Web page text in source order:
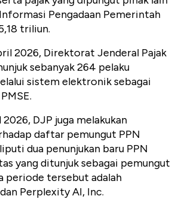
Pengadaan Pemerintah
triliun.
2026, Direktorat Jenderal Pajak
sebanyak 264 pelaku
sistem elektronik sebagai
DJP juga melakukan
daftar pemungut PPN
dua penunjukan baru PPN
yang ditunjuk sebagai pemungut
periode tersebut adalah
Perplexity AI, Inc.